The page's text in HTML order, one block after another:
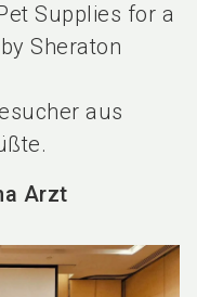
Supplies for a
Sheraton
aus
Arzt